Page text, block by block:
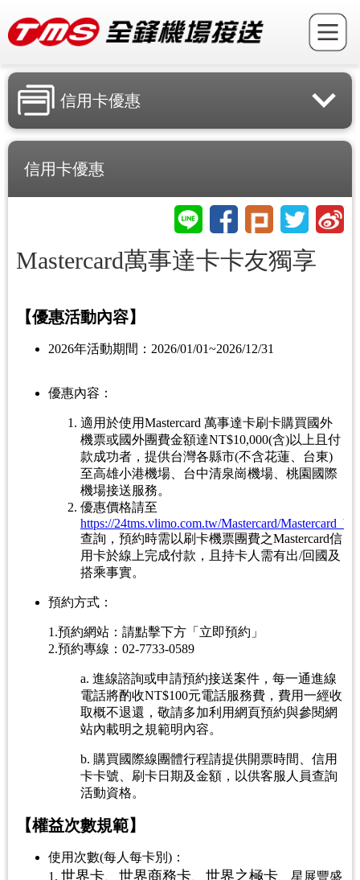
信用卡優惠
信用卡優惠
Mastercard萬事達卡卡友獨享
【優惠活動內容】
2026年活動期間：2026/01/01~2026/12/31
優惠內容：
適用於使用Mastercard 萬事達卡刷卡購買國外
機票或國外團費金額達NT$10,000(含)以上且付
款成功者，提供台灣各縣市(不含花蓮、台東)
至高雄小港機場、台中清泉崗機場、桃園國際
機場接送服務。
優惠價格請至
https://24tms.vlimo.com.tw/Mastercard/
查詢，預約時需以刷卡機票團費之Mastercard信
用卡於線上完成付款，且持卡人需有出/回國及
搭乘事實。
預約方式：
1.預約網站：請點擊下方「立即預約」
2.預約專線：02-7733-0589
a. 進線諮詢或申請預約接送案件，每一通進線
電話將酌收NT$100元電話服務費，費用一經收
取概不退還，敬請多加利用網頁預約與參閱網
站內載明之規範明內容。
b. 購買國際線團體行程請提供開票時間、信用
卡卡號、刷卡日期及金額，以供客服人員查詢
活動資格。
【權益次數規範】
使用次數(每人每卡別)：
1. 世界卡、世界商務卡、世界之極卡 、星展豐盛